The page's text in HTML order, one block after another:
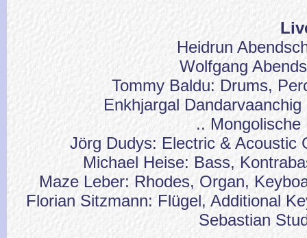
Heidrun
Wolfgang
Tommy Baldu: Drums,
Enkhjargal
..
Jörg Dudys: Electric & Acoustic
Michael Heise: Bass,
Maze Leber: Rhodes, Organ,
Florian Sitzmann: Flügel, Additional
Sebastian